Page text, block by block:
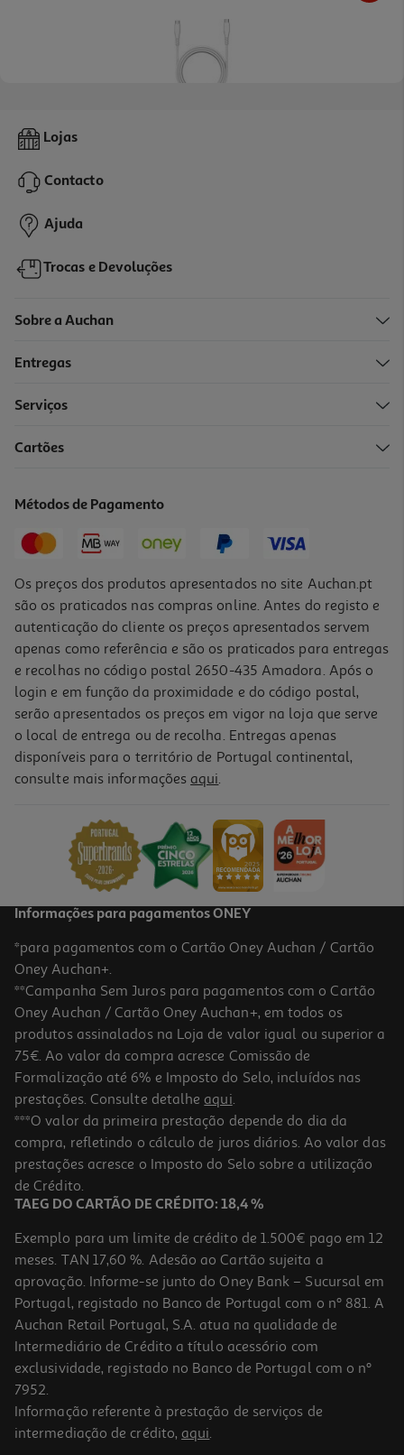
Cabo Usbc To Usbc Qilive 600183196 Branco 2m 3a
5,99 €
Cabo Qilive Usb A - Micro Usb 1.5m 2.1a Preto
5.0
Cabo Silicone Qilive 1m Usb-A To Usb-C Rosa
3.99 €/un
3,99 €
Cabo Usbc To 8pin Qilive 600183177 Rosa Cl 1.2m 3a Mfi
Lojas
Contacto
Ajuda
Trocas e Devoluções
Sobre a Auchan
Entregas
Serviços
Cartões
Métodos de Pagamento
Os preços dos produtos apresentados no site Auchan.pt
são os praticados nas compras online. Antes do registo e
autenticação do cliente os preços apresentados servem
apenas como referência e são os praticados para entregas
e recolhas no código postal 2650-435 Amadora. Após o
login e em função da proximidade e do código postal,
serão apresentados os preços em vigor na loja que serve
o local de entrega ou de recolha. Entregas apenas
disponíveis para o território de Portugal continental,
consulte mais informações aqui.
Informações para pagamentos ONEY
*para pagamentos com o Cartão Oney Auchan / Cartão
Oney Auchan+.
**Campanha Sem Juros para pagamentos com o Cartão
Oney Auchan / Cartão Oney Auchan+, em todos os
produtos assinalados na Loja de valor igual ou superior a
75€. Ao valor da compra acresce Comissão de
Formalização até 6% e Imposto do Selo, incluídos nas
prestações. Consulte detalhe aqui.
***O valor da primeira prestação depende do dia da
compra, refletindo o cálculo de juros diários. Ao valor das
prestações acresce o Imposto do Selo sobre a utilização
de Crédito.
TAEG DO CARTÃO DE CRÉDITO: 18,4 %
Exemplo para um limite de crédito de 1.500€ pago em 12
meses. TAN 17,60 %. Adesão ao Cartão sujeita a
aprovação. Informe-se junto do Oney Bank – Sucursal em
Portugal, registado no Banco de Portugal com o nº 881. A
Auchan Retail Portugal, S.A. atua na qualidade de
Intermediário de Crédito a título acessório com
exclusividade, registado no Banco de Portugal com o nº
7952.
Informação referente à prestação de serviços de
intermediação de crédito, aqui.